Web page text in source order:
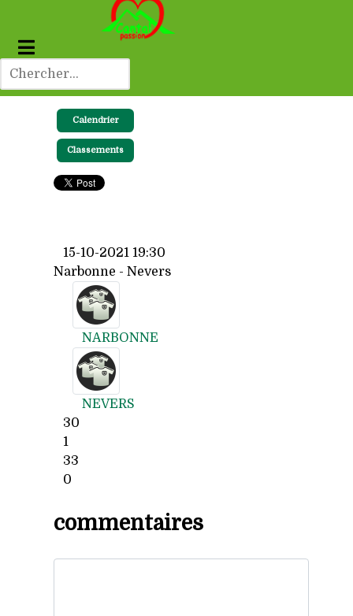
Calendrier
Classements
15-10-2021 19:30
Narbonne - Nevers
NARBONNE
NEVERS
30
1
33
0
commentaires